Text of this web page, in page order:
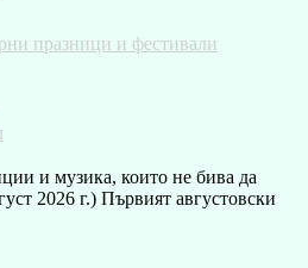
празници и фестивали
и музика, които не бива да
2026 г.) Първият августовски